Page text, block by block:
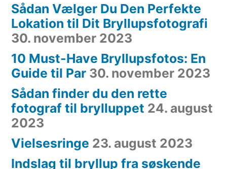
Sådan Vælger Du Den Perfekte
Lokation til Dit Bryllupsfotografi
30. november 2023
10 Must-Have Bryllupsfotos: En
Guide til Par 30. november 2023
Sådan finder du den rette
fotograf til brylluppet 24. august
2023
Vielsesringe 23. august 2023
Indslag til bryllup fra søskende